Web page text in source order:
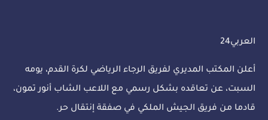
العربي24
أعلن المكتب المديري لفريق الرجاء الرياضي لكرة القدم، يومه
السبت، عن تعاقده بشكل رسمي مع اللاعب الشاب أنور تمون،
قادما من فريق الجيش الملكي في صفقة إنتقال حر.